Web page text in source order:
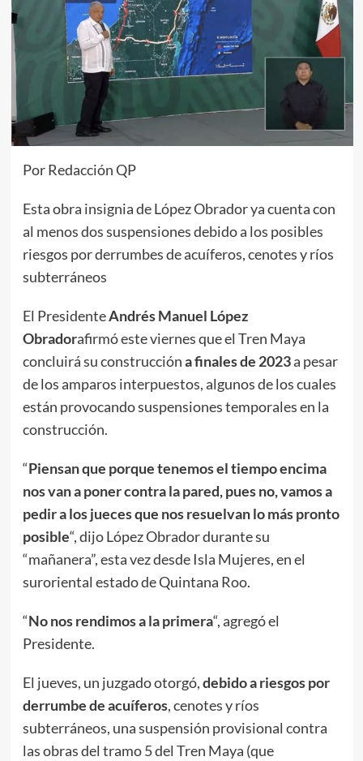
Por Redacción QP
Esta obra insignia de López Obrador ya cuenta con
al menos dos suspensiones debido a los posibles
riesgos por derrumbes de acuíferos, cenotes y ríos
subterráneos
El PresidenteAndrés Manuel López
Obradorafirmó este viernes que el Tren Maya
concluirá su construccióna finales de 2023a pesar
de los amparos interpuestos, algunos de los cuales
están provocando suspensiones temporales en la
construcción.
“Piensan que porque tenemos el tiempo encima
nos van a poner contra la pared, pues no, vamos a
pedir a los jueces que nos resuelvan lo más pronto
posible“, dijo López Obrador durante su
“mañanera”, esta vez desde Isla Mujeres, en el
suroriental estado de Quintana Roo.
“No nos rendimos a la primera“, agregó el
Presidente.
El jueves, un juzgado otorgó,debido a riesgos por
derrumbe de acuíferos, cenotes y ríos
subterráneos, una suspensión provisional contra
las obras del tramo 5 del Tren Maya (que